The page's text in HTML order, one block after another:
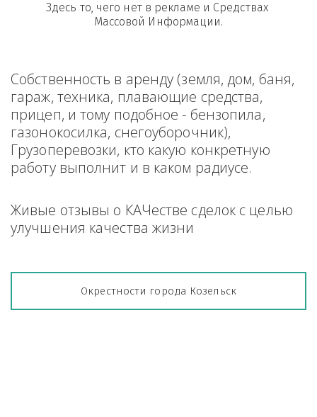
Здесь то, чего нет в рекламе и Средствах
Массовой Информации.
Собственность в аренду (земля, дом, баня,
гараж, техника, плавающие средства,
прицеп, и тому подобное - бензопила,
газонокосилка, снегоуборочник),
Грузоперевозки, кто какую конкретную
работу выполнит и в каком радиусе.
Живые отзывы о КАЧестве сделок с целью
улучшения качества жизни
Окрестности города Козельск